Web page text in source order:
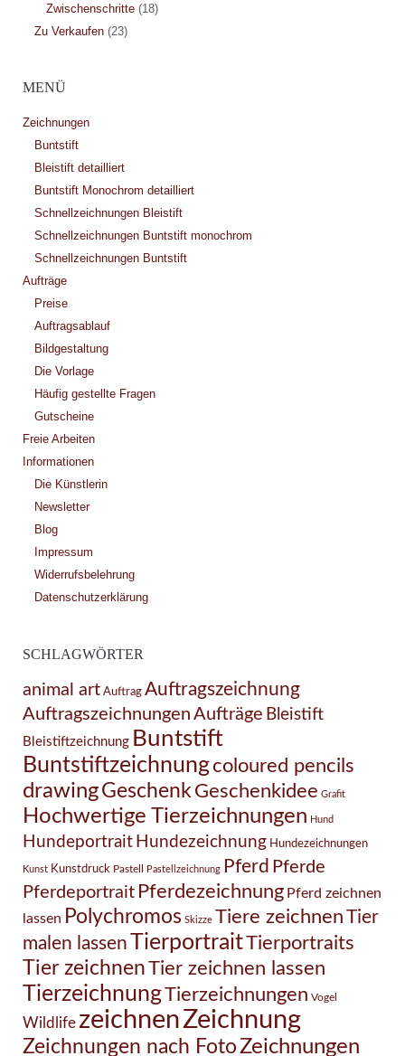
Zwischenschritte(18)
Zu Verkaufen(23)
MENÜ
Zeichnungen
Buntstift
Bleistift detailliert
Buntstift Monochrom detailliert
Schnellzeichnungen Bleistift
Schnellzeichnungen Buntstift monochrom
Schnellzeichnungen Buntstift
Aufträge
Preise
Auftragsablauf
Bildgestaltung
Die Vorlage
Häufig gestellte Fragen
Gutscheine
Freie Arbeiten
Informationen
Die Künstlerin
Newsletter
Blog
Impressum
Widerrufsbelehrung
Datenschutzerklärung
SCHLAGWÖRTER
animal art Auftrag Auftragszeichnung
Auftragszeichnungen Aufträge Bleistift
Bleistiftzeichnung Buntstift
Buntstiftzeichnungcoloured pencils
drawingGeschenkGeschenkidee Grafit
Hochwertige Tierzeichnungen Hund
Hundeportrait Hundezeichnung Hundezeichnungen
Kunst Kunstdruck Pastell Pastellzeichnung Pferd Pferde
Pferdeportrait Pferdezeichnung Pferd zeichnen
lassen Polychromos Skizze Tiere zeichnenTier
malen lassenTierportraitTierportraits
Tier zeichnenTier zeichnen lassen
TierzeichnungTierzeichnungen Vogel
WildlifezeichnenZeichnung
Zeichnungen nach FotoZeichnungen